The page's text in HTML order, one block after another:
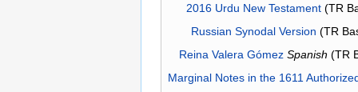
2016 Urdu New Testament(TR
Russian Synodal Version (TR
Reina Valera Gómez Spanish (TR
Marginal Notes in the 1611